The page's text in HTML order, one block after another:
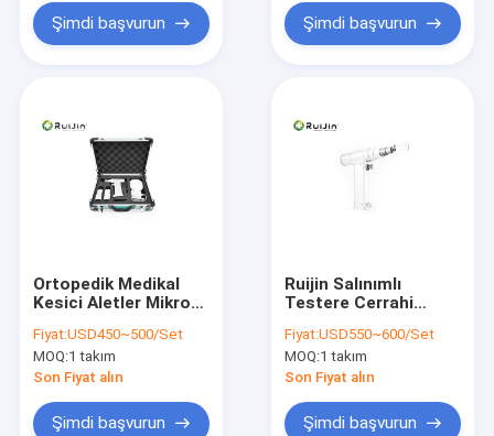
Ürün:% s
Hakkımızda
Haberler
Şimdi başvurun Şimdi başvurun
Ortopedik Medikal
Kesici Aletler Mikro
Elektrikli Matkap
Fiyat:USD450~500/Set
MOQ:1 takım
Son Fiyat alın
Şimdi başvurun
Ruijin Salınımlı
Testere Cerrahi
Çalışan Matkap
Sistemi
Fiyat:USD550~600/Set
MOQ:1 takım
Son Fiyat alın
Şimdi başvurun